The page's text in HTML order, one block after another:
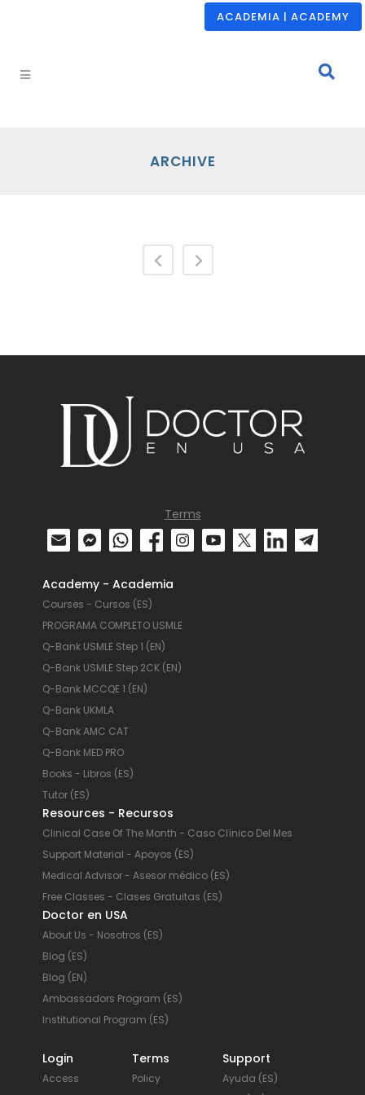
ACADEMIA | ACADEMY
ARCHIVE
Terms
Academy - Academia
Courses - Cursos (ES)
PROGRAMA COMPLETO USMLE
Q-Bank USMLE Step 1 (EN)
Q-Bank USMLE Step 2CK (EN)
Q-Bank MCCQE 1 (EN)
Q-Bank UKMLA
Q-Bank AMC CAT
Q-Bank MED PRO
Books - Libros (ES)
Tutor (ES)
Resources - Recursos
Clinical Case Of The Month - Caso Clínico Del Mes
Support Material - Apoyos (ES)
Medical Advisor - Asesor médico (ES)
Free Classes - Clases Gratuitas (ES)
Doctor en USA
About Us - Nosotros (ES)
Blog (ES)
Blog (EN)
Ambassadors Program (ES)
Institutional Program (ES)
Login
Access
Terms
Policy
Support
Ayuda (ES)